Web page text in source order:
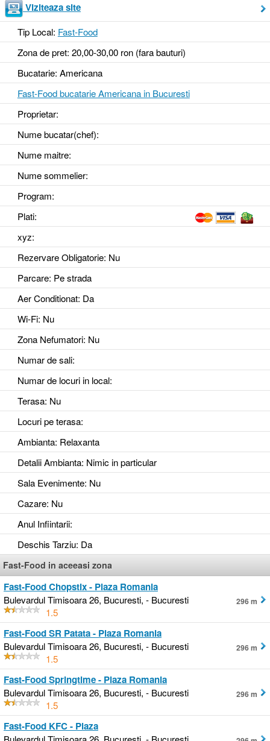
Viziteaza site
Tip Local: Fast-Food
Zona de pret: 20,00-30,00 ron (fara bauturi)
Bucatarie: Americana
Fast-Food bucatarie Americana in Bucuresti
Proprietar:
Nume bucatar(chef):
Nume maitre:
Nume sommelier:
Program:
Plati:
xyz:
Rezervare Obligatorie: Nu
Parcare: Pe strada
Aer Conditionat: Da
Wi-Fi: Nu
Zona Nefumatori: Nu
Numar de sali:
Numar de locuri in local:
Terasa: Nu
Locuri pe terasa:
Ambianta: Relaxanta
Detalii Ambianta: Nimic in particular
Sala Evenimente: Nu
Cazare: Nu
Anul Infiintarii:
Deschis Tarziu: Da
Fast-Food in aceeasi zona
Fast-Food Chopstix - Plaza Romania
Bulevardul Timisoara 26, Bucuresti, - Bucuresti
1.5
296 m
Fast-Food SR Patata - Plaza Romania
Bulevardul Timisoara 26, Bucuresti, - Bucuresti
1.5
296 m
Fast-Food Springtime - Plaza Romania
Bulevardul Timisoara 26, Bucuresti, - Bucuresti
1.5
296 m
Fast-Food KFC - Plaza